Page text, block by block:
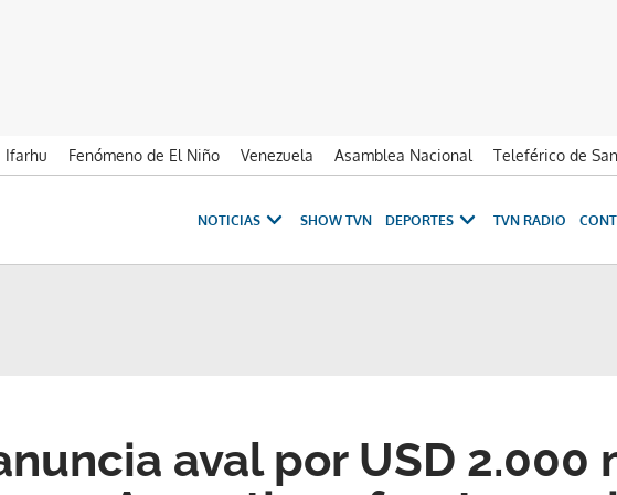
Ifarhu Fenómeno de El Niño Venezuela Asamblea Nacional Teleférico de
NOTICIAS SHOW TVN DEPORTES TVN RADIO
aval por USD 2.000